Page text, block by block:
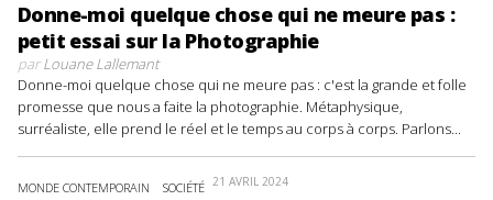
Donne-moi quelque chose qui ne meure pas :
petit essai sur la Photographie
parLouane Lallemant
Donne-moi quelque chose qui ne meure pas : c'est la grande et folle
promesse que nous a faite la photographie. Métaphysique,
surréaliste, elle prend le réel et le temps au corps à corps. Parlons...
MONDE CONTEMPORAIN SOCIÉTÉ 21 AVRIL 2024